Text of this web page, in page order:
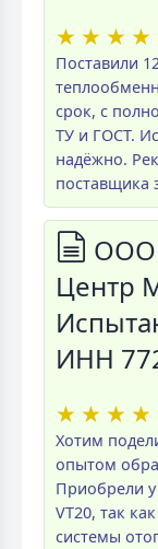
★ ★ ★ ★
Поставили
срок, с
ТУ и ГОСТ.
надёжно.
поставщика
ООО
Центр
ИНН
★ ★ ★ ★
Хотим
опытом
Приобрели
VT20, так
системы